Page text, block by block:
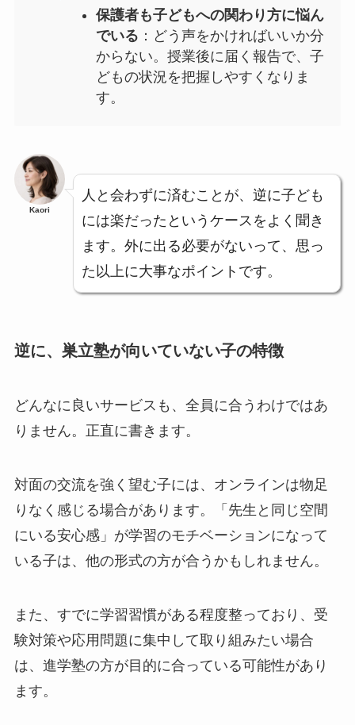
保護者も子どもへの関わり方に悩ん
でいる ：どう声をかければいいか分
からない。授業後に届く報告で、子
どもの状況を把握しやすくなりま
す。
Kaori
人と会わずに済むことが、逆に子ども
には楽だったというケースをよく聞き
ます。外に出る必要がないって、思っ
た以上に大事なポイントです。
逆に、巣立塾が向いていない子の特徴
どんなに良いサービスも、全員に合うわけではあ
りません。正直に書きます。
対面の交流を強く望む子には、オンラインは物足
りなく感じる場合があります。「先生と同じ空間
にいる安心感」が学習のモチベーションになって
いる子は、他の形式の方が合うかもしれません。
また、すでに学習習慣がある程度整っており、受
験対策や応用問題に集中して取り組みたい場合
は、進学塾の方が目的に合っている可能性があり
ます。